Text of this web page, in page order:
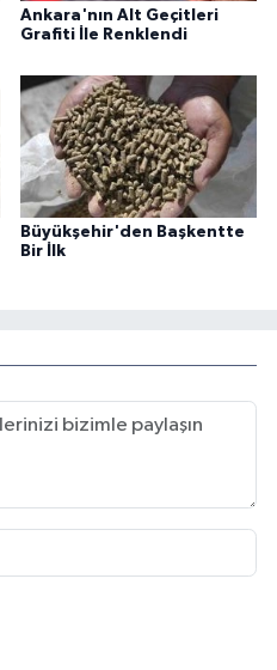
Ankara'nın Alt Geçitleri
Grafiti İle Renklendi
Büyükşehir'den Başkentte
Bir İlk